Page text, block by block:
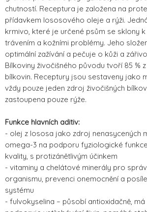
chutností. Receptura je založena na
přídavkem lososového oleje a rýži.
krmivo, které je určené psům se sklony
trávením a kožními problémy. Jeho
optimální zažívání a pečuje o kůži a
Bílkoviny živočišného původu tvoří 85 %
bílkovin. Receptury jsou sestaveny jako
vždy pouze jeden zdroj živočišných
zastoupena pouze rýže.
Funkce hlavních aditiv:
- olej z lososa jako zdroj nenasycených
omega-3 na podporu fyziologické
kvality, s protizánětlivým účinkem
- vitaminy a chelátové minerály pro
organismu, prevenci onemocnění a
systému
- fulvokyselina – působí antioxidačně,